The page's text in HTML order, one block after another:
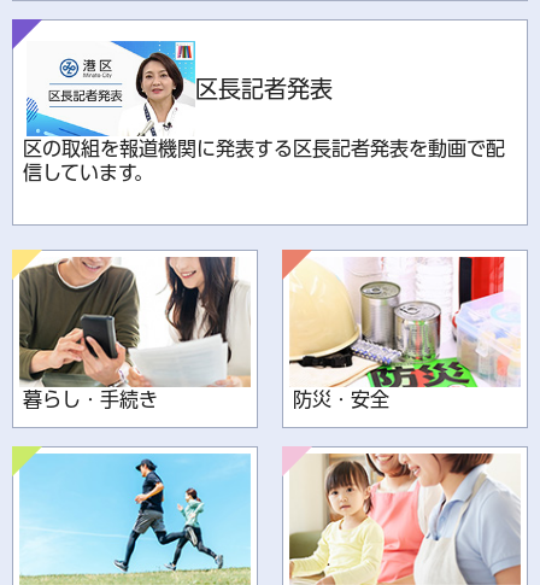
区長記者発表
区の取組を報道機関に発表する区長記者発表を動画で配
信しています。
暮らし・手続き 防災・安全